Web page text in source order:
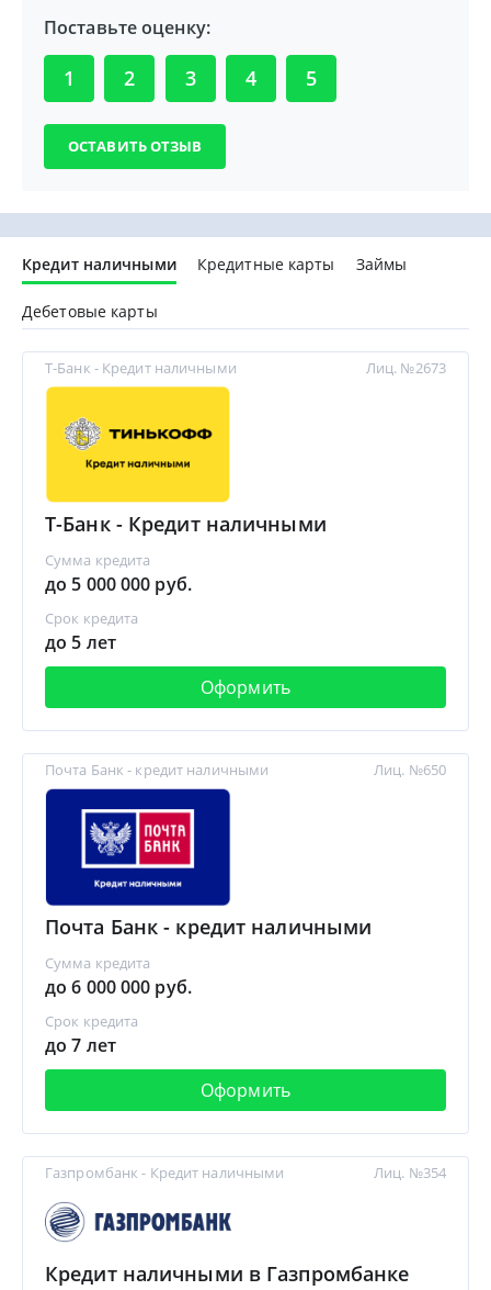
Поставьте оценку:
1 2 3 4 5
Кредит наличными Кредитные карты Займы
Дебетовые карты
Т-Банк - Кредит наличными
Т-Банк - Кредит наличными
Сумма кредита
до 5 000 000 руб.
Срок кредита
до 5 лет
Оформить
Лиц. №2673
Почта Банк - кредит наличными
Почта Банк - кредит наличными
Сумма кредита
до 6 000 000 руб.
Срок кредита
до 7 лет
Оформить
Лиц. №650
Газпромбанк - Кредит наличными
Кредит наличными в Газпромбанке
Лиц. №354